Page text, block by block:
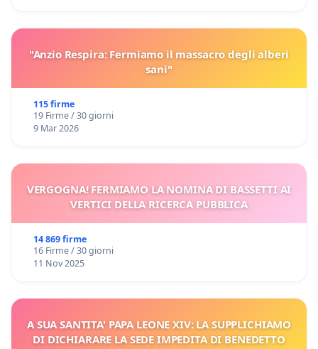
"Anzio Respira: Fermiamo il massacro degli alberi
sani"
115 firme
19 Firme / 30 giorni
9 Mar 2026
VERGOGNA! FERMIAMO LA NOMINA DI BASSETTI AI
VERTICI DELLA RICERCA PUBBLICA
14 869 firme
16 Firme / 30 giorni
11 Nov 2025
A SUA SANTITA' PAPA LEONE XIV: LA SUPPLICHIAMO
DI DICHIARARE LA SEDE IMPEDITA DI BENEDETTO